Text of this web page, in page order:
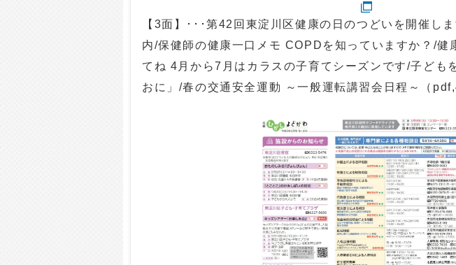
【3面】･･･第42回東淀川区健康の日のつどいを開催し
内/保健師の健康一口メモ COPDを知っていますか？/健
てね 4月から7月はカラスの子育てシーズンです/子ども
おに」/春の交通安全運動 ～一般運転講習会日程～（